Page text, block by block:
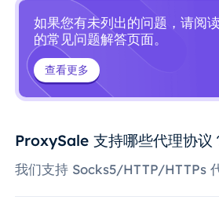
如果您有未列出的问题，请阅
的常见问题解答页面。
查看更多
ProxySale 支持哪些代理协议
我们支持 Socks5/HTTP/HTTPs